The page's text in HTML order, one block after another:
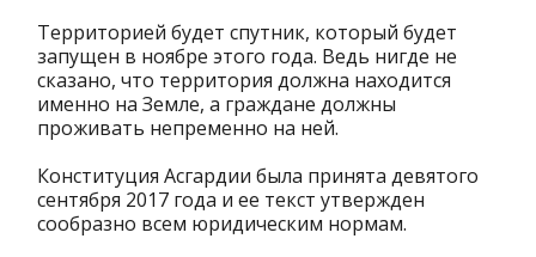
Территорией будет спутник, который будет
запущен в ноябре этого года. Ведь нигде не
сказано, что территория должна находится
именно на Земле, а граждане должны
проживать непременно на ней.
Конституция Асгардии была принята девятого
сентября 2017 года и ее текст утвержден
сообразно всем юридическим нормам.